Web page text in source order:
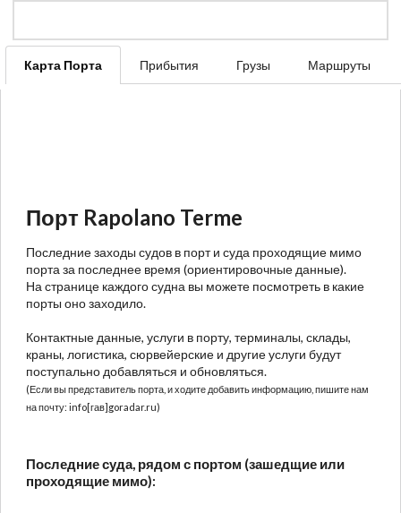
Карта Порта Прибытия Грузы Маршруты
Порт Rapolano Terme
Последние заходы судов в порт и суда проходящие мимо
порта за последнее время (ориентировочные данные).
На странице каждого судна вы можете посмотреть в какие
порты оно заходило.
Контактные данные, услуги в порту, терминалы, склады,
краны, логистика, сюрвейерские и другие услуги будут
поступально добавляться и обновляться.
(Если вы представитель порта, и ходите добавить информацию, пишите нам
на почту: info[гав]goradar.ru)
Последние суда, рядом с портом (зашедщие или
проходящие мимо):